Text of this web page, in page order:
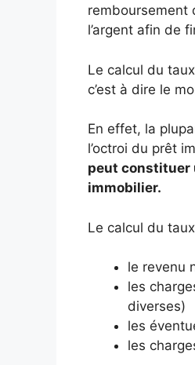
remboursement
l’argent afin de
Le calcul du
c’est à dire le
En effet, la
l’octroi du prêt
peut constituer
immobilier.
Le calcul du
le revenu
les
diverses)
les
les